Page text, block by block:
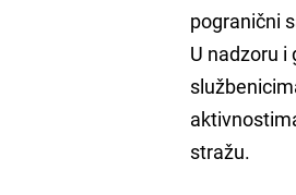
pogranični
U nadzoru
stražu.